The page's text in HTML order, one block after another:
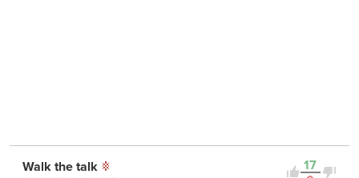
17
Walk the talk